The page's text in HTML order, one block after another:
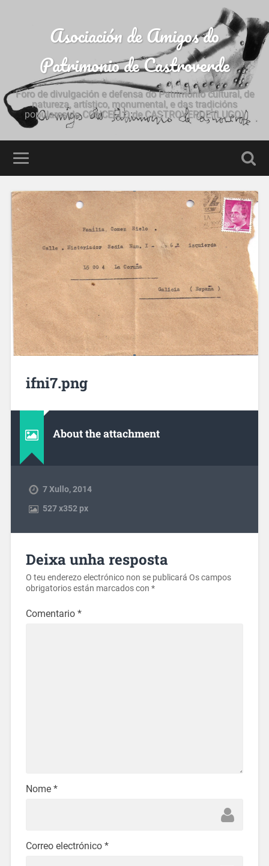
Asociación de Amigos do
Patrimonio de Castroverde
Foro de divulgación e defensa do Patrimonio cultural, de
natureza, artístico, monumental, e das tradicións
populares do CONCELLO de CASTROVERDE (LUGO)
ifni7.png
About the attachment
7 Xullo, 2014
527x352 px
Deixa unha resposta
O teu enderezo electrónico non se publicará Os campos
obrigatorios están marcados con *
Comentario *
Nome *
Correo electrónico *